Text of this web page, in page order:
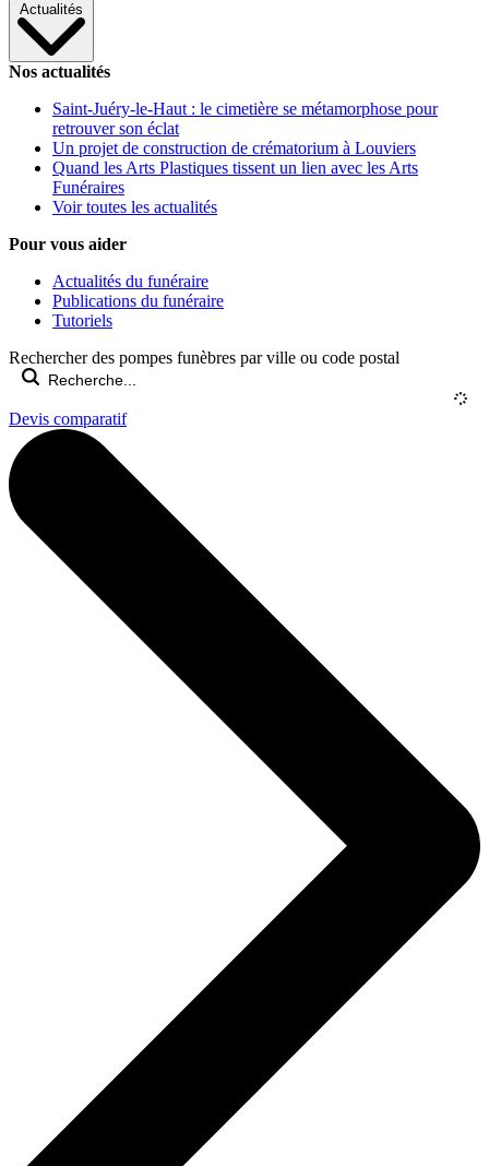
Actualités
Nos actualités
Saint-Juéry-le-Haut : le cimetière se métamorphose pour
retrouver son éclat
Un projet de construction de crématorium à Louviers
Quand les Arts Plastiques tissent un lien avec les Arts
Funéraires
Voir toutes les actualités
Pour vous aider
Actualités du funéraire
Publications du funéraire
Tutoriels
Rechercher des pompes funèbres par ville ou code postal
Devis comparatif